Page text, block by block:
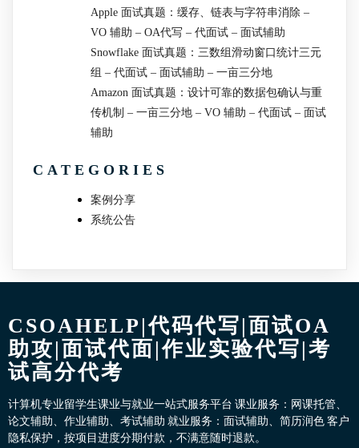
Apple 面试真题：缓存、链表与字符串消除 –
VO 辅助 – OA代写 – 代面试 – 面试辅助
Snowflake 面试真题：三数组滑动窗口统计三元
组 – 代面试 – 面试辅助 – 一亩三分地
Amazon 面试真题：设计可靠的数据包确认与重
传机制 – 一亩三分地 – VO 辅助 – 代面试 – 面试
辅助
CATEGORIES
案例分享
系统公告
CSOAHELP|代码代写|面试OA
助攻|面试代面|作业实验代写|考
试高分代考
计算机专业留学生课业与就业一站式服务平台 课业服务：网课托管、
论文辅助、作业辅助、考试辅助 就业服务：面试辅助、简历润色 客户
隐私保护，按项目进度分期付款，不满意随时退款。